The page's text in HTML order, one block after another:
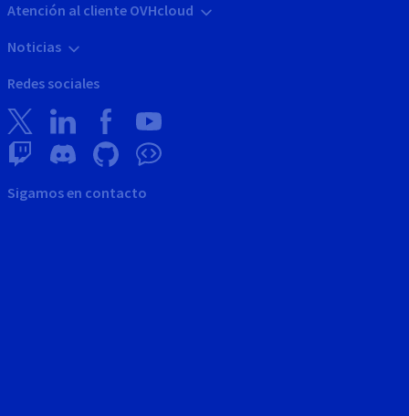
Atención al cliente OVHcloud
Noticias
Redes sociales
Sigamos en contacto